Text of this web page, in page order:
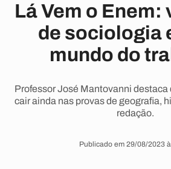
Lá Vem o Enem:
de sociologia
mundo do
Professor José Mantovanni destaca
cair ainda nas provas de geografia,
redação.
Publicado em 29/08/2023